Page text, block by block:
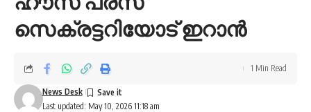
സെക്രട്ടറിയോട് ഇറാന്‍
Last updated: May 10, 2026 11:18 am
News Desk
1 Min Read